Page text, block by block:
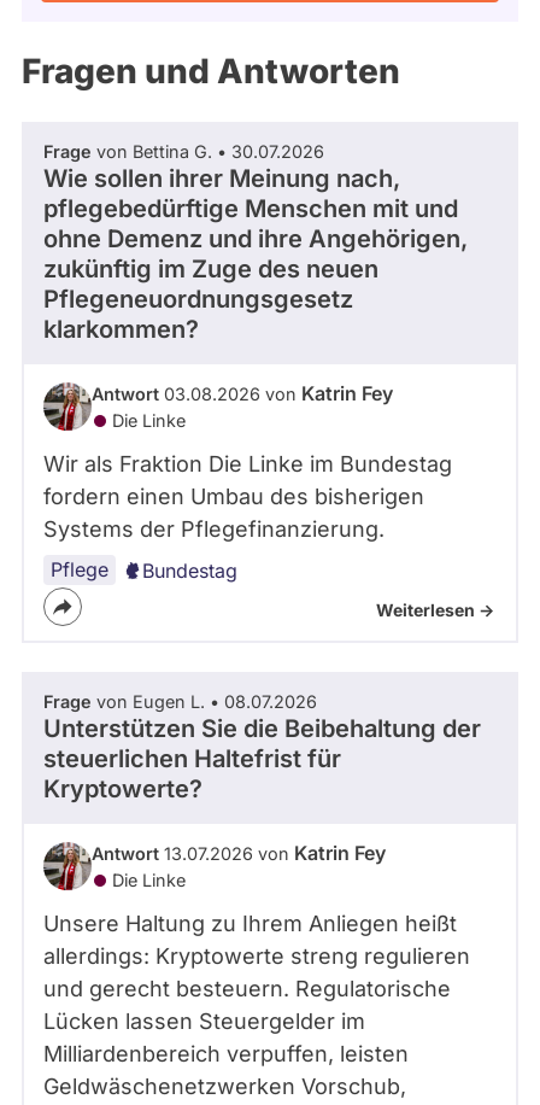
Mandaten
werden
Fragen und Antworten
Frage von Bettina G. • 30.07.2026
Wie sollen ihrer Meinung nach,
pflegebedürftige Menschen mit und
ohne Demenz und ihre Angehörigen,
zukünftig im Zuge des neuen
Pflegeneuordnungsgesetz
klarkommen?
Antwort 03.08.2026 von Katrin Fey
Die Linke
Wir als Fraktion Die Linke im Bundestag
fordern einen Umbau des bisherigen
Systems der Pflegefinanzierung.
Pflege Bundestag
Weiterlesen ->
Frage von Eugen L. • 08.07.2026
Unterstützen Sie die Beibehaltung der
steuerlichen Haltefrist für
Kryptowerte?
Antwort 13.07.2026 von Katrin Fey
Die Linke
Unsere Haltung zu Ihrem Anliegen heißt
allerdings: Kryptowerte streng regulieren
und gerecht besteuern. Regulatorische
Lücken lassen Steuergelder im
Milliardenbereich verpuffen, leisten
Geldwäschenetzwerken Vorschub,